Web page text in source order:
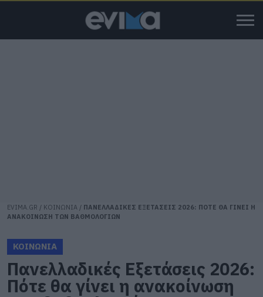
EVIMA.GR / ΚΟΙΝΩΝΙΑ / ΠΑΝΕΛΛΑΔΙΚΕΣ ΕΞΕΤΑΣΕΙΣ 2026: ΠΟΤΕ ΘΑ ΓΙΝΕΙ Η
ΑΝΑΚΟΙΝΩΣΗ ΤΩΝ ΒΑΘΜΟΛΟΓΙΩΝ
ΚΟΙΝΩΝΙΑ
Πανελλαδικές Εξετάσεις 2026:
Πότε θα γίνει η ανακοίνωση